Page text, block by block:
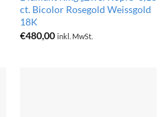
ct. Bicolor Rosegold Weissgold
18K
€480,00 inkl. MwSt.